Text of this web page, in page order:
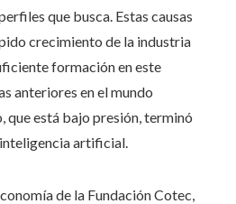
que busca. Estas causas
crecimiento de la industria
formación en este
anteriores en el mundo
que está bajo presión, terminó
artificial.
de la Fundación Cotec,